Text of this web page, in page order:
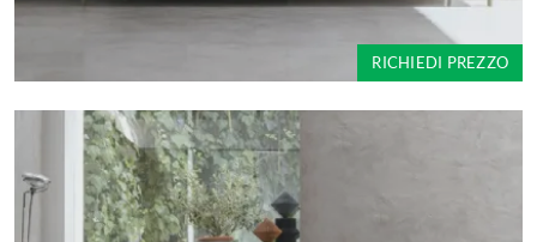
RICHIEDI PREZZO